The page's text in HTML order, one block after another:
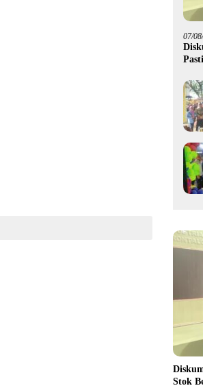
07/
Stok